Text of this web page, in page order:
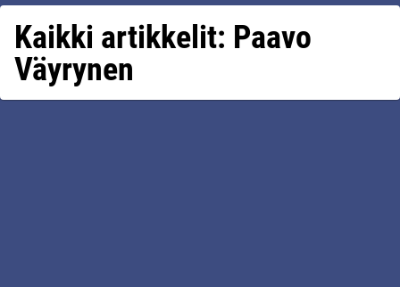
Kaikki artikkelit: Paavo
Väyrynen